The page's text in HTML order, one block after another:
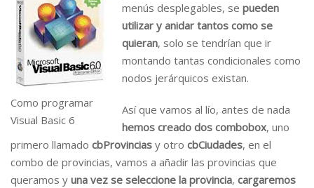
Como programar
Visual Basic 6
menús desplegables, se pueden
utilizar y anidar tantos como se
quieran, solo se tendrían que ir
montando tantas condicionales como
nodos jerárquicos existan.
Así que vamos al lío, antes de nada
hemos creado dos combobox, uno
primero llamado cbProvincias y otro cbCiudades, en el
combo de provincias, vamos a añadir las provincias que
queramos y una vez se seleccione la provincia, cargaremos